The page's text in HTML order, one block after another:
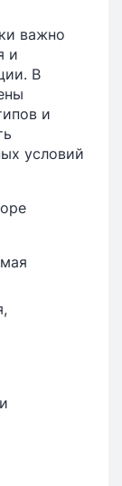
важно
и
В
и
условий